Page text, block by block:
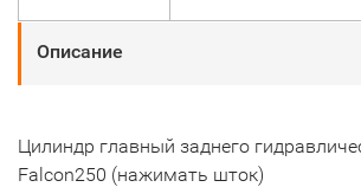
Описание
Цилиндр главный заднего
Falcon250 (нажимать шток)